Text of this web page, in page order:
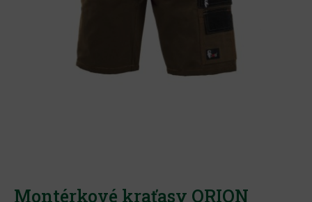
Montérkové kraťasy ORION